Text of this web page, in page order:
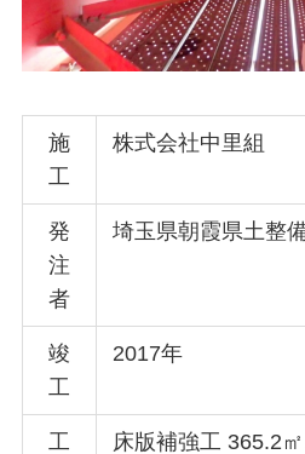
施
工
株式会社中里組
発
注
者
埼玉県朝霞県土整
竣
工
2017年
工 床版補強工 365.2